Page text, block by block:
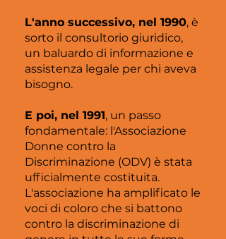
L'anno successivo, nel 1990, è
sorto il consultorio giuridico,
un baluardo di informazione e
assistenza legale per chi aveva
bisogno.
E poi, nel 1991, un passo
fondamentale: l'Associazione
Donne contro la
Discriminazione (ODV) è stata
ufficialmente costituita.
L'associazione ha amplificato le
voci di coloro che si battono
contro la discriminazione di